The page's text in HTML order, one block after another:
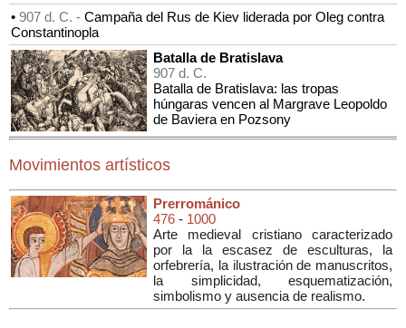
• 907 d. C. - Campaña del Rus de Kiev liderada por Oleg contra
Constantinopla
Batalla de Bratislava
907 d. C.
Batalla de Bratislava: las tropas
húngaras vencen al Margrave Leopoldo
de Baviera en Pozsony
Movimientos artísticos
Prerrománico
476 - 1000
Arte medieval cristiano caracterizado
por la la escasez de esculturas, la
orfebrería, la ilustración de manuscritos,
la simplicidad, esquematización,
simbolismo y ausencia de realismo.